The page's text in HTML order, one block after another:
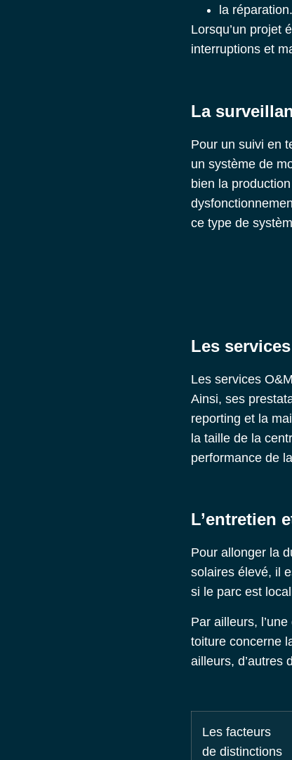
la réparation.
Lorsqu’un projet
interruptions et
La
Pour un suivi en
un système de
bien la
ce type de
Les
Les services
Ainsi, ses
reporting et la
la taille de la
performance de
L’entretien
Pour allonger la
solaires élevé, il
si le parc est
Par ailleurs,
toiture concerne
ailleurs, d’autres
Les facteurs
de distinctions